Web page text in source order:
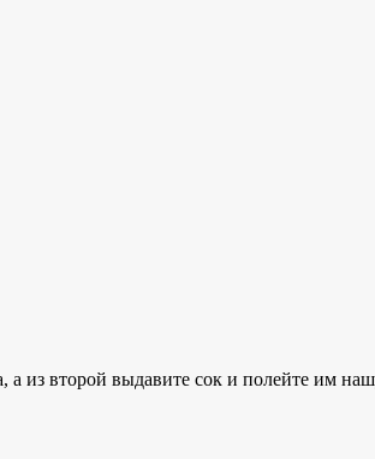
а из второй выдавите сок и полейте им